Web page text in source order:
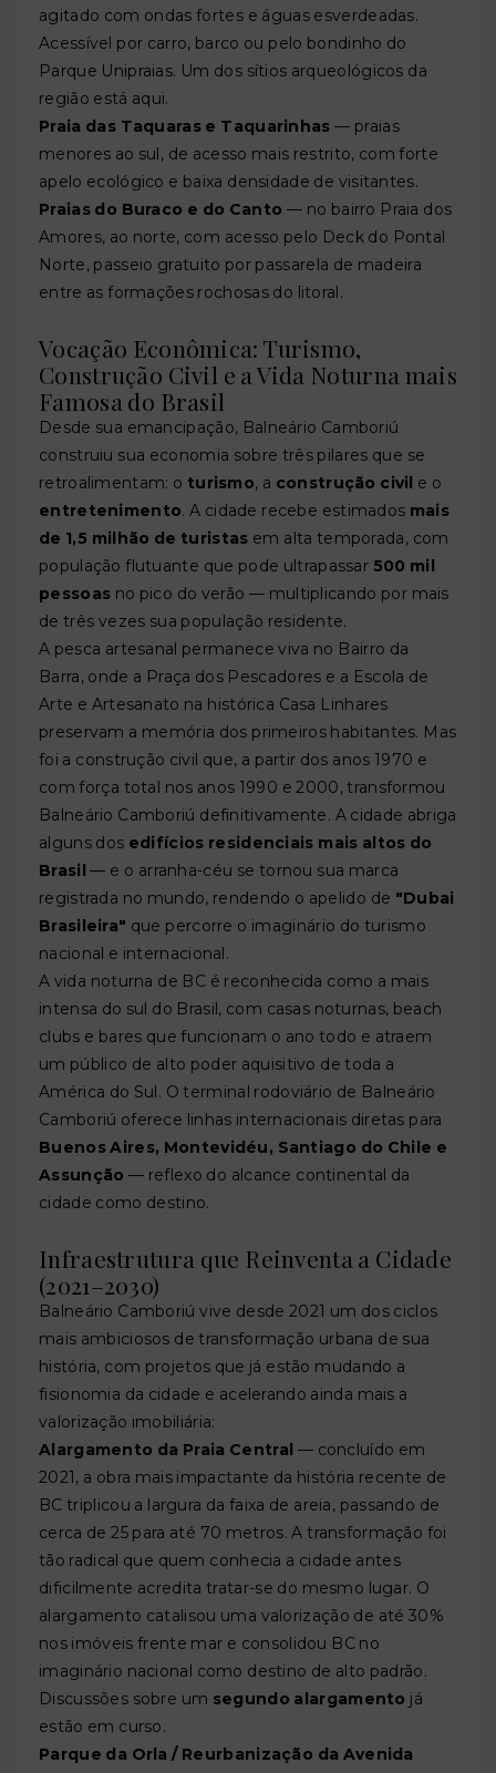
agitado com ondas fortes e águas esverdeadas.
Acessível por carro, barco ou pelo bondinho do
Parque Unipraias. Um dos sítios arqueológicos da
região está aqui.
Praia das Taquaras e Taquarinhas — praias
menores ao sul, de acesso mais restrito, com forte
apelo ecológico e baixa densidade de visitantes.
Praias do Buraco e do Canto — no bairro Praia dos
Amores, ao norte, com acesso pelo Deck do Pontal
Norte, passeio gratuito por passarela de madeira
entre as formações rochosas do litoral.
Vocação Econômica: Turismo,
Construção Civil e a Vida Noturna mais
Famosa do Brasil
Desde sua emancipação, Balneário Camboriú
construiu sua economia sobre três pilares que se
retroalimentam: o turismo, a construção civil e o
entretenimento. A cidade recebe estimados mais
de 1,5 milhão de turistas em alta temporada, com
população flutuante que pode ultrapassar 500 mil
pessoas no pico do verão — multiplicando por mais
de três vezes sua população residente.
A pesca artesanal permanece viva no Bairro da
Barra, onde a Praça dos Pescadores e a Escola de
Arte e Artesanato na histórica Casa Linhares
preservam a memória dos primeiros habitantes. Mas
foi a construção civil que, a partir dos anos 1970 e
com força total nos anos 1990 e 2000, transformou
Balneário Camboriú definitivamente. A cidade abriga
alguns dos edifícios residenciais mais altos do
Brasil — e o arranha-céu se tornou sua marca
registrada no mundo, rendendo o apelido de "Dubai
Brasileira" que percorre o imaginário do turismo
nacional e internacional.
A vida noturna de BC é reconhecida como a mais
intensa do sul do Brasil, com casas noturnas, beach
clubs e bares que funcionam o ano todo e atraem
um público de alto poder aquisitivo de toda a
América do Sul. O terminal rodoviário de Balneário
Camboriú oferece linhas internacionais diretas para
Buenos Aires, Montevidéu, Santiago do Chile e
Assunção — reflexo do alcance continental da
cidade como destino.
Infraestrutura que Reinventa a Cidade
(2021–2030)
Balneário Camboriú vive desde 2021 um dos ciclos
mais ambiciosos de transformação urbana de sua
história, com projetos que já estão mudando a
fisionomia da cidade e acelerando ainda mais a
valorização imobiliária:
Alargamento da Praia Central — concluído em
2021, a obra mais impactante da história recente de
BC triplicou a largura da faixa de areia, passando de
cerca de 25 para até 70 metros. A transformação foi
tão radical que quem conhecia a cidade antes
dificilmente acredita tratar-se do mesmo lugar. O
alargamento catalisou uma valorização de até 30%
nos imóveis frente mar e consolidou BC no
imaginário nacional como destino de alto padrão.
Discussões sobre um segundo alargamento já
estão em curso.
Parque da Orla / Reurbanização da Avenida